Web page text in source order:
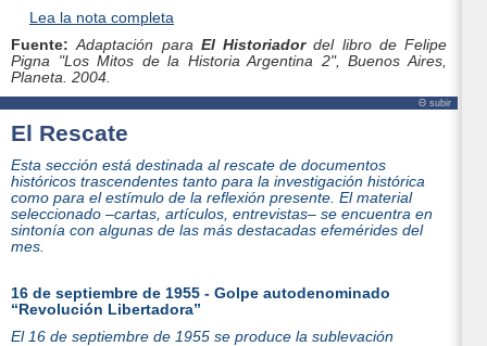
Lea la nota completa
Fuente: Adaptación para El Historiadordel libro de Felipe
Pigna "Los Mitos de la Historia Argentina 2", Buenos Aires,
Planeta. 2004.
Θ subir
El Rescate
Esta sección está destinada al rescate de documentos
históricos trascendentes tanto para la investigación histórica
como para el estímulo de la reflexión presente. El material
seleccionado –cartas, artículos, entrevistas– se encuentra en
sintonía con algunas de las más destacadas efemérides del
mes.
16 de septiembre de 1955 - Golpe autodenominado
“Revolución Libertadora”
El 16 de septiembre de 1955 se produce la sublevación